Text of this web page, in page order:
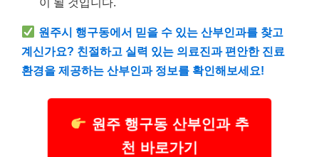
원주시 행구동에서 믿을 수 있는 산부인과를 찾고
계신가요? 친절하고 실력 있는 의료진과 편안한 진료
환경을 제공하는 산부인과 정보를 확인해보세요!
원주 행구동 산부인과 추
천 바로가기